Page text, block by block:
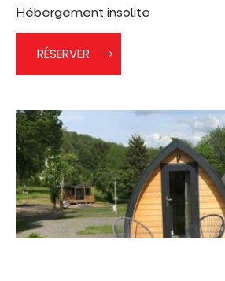
Hébergement insolite
RÉSERVER